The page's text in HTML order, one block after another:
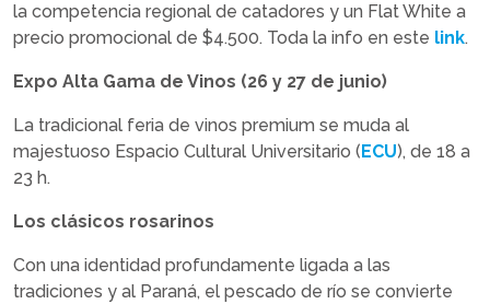
la competencia regional de catadores y un Flat White a
precio promocional de $4.500. Toda la info en este link.
Expo Alta Gama de Vinos (26 y 27 de junio)
La tradicional feria de vinos premium se muda al
majestuoso Espacio Cultural Universitario ( ECU), de 18 a
23 h.
Los clásicos rosarinos
Con una identidad profundamente ligada a las
tradiciones y al Paraná, el pescado de río se convierte